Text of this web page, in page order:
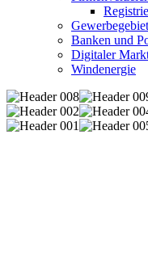
Banken und
Digitaler
Windenergie